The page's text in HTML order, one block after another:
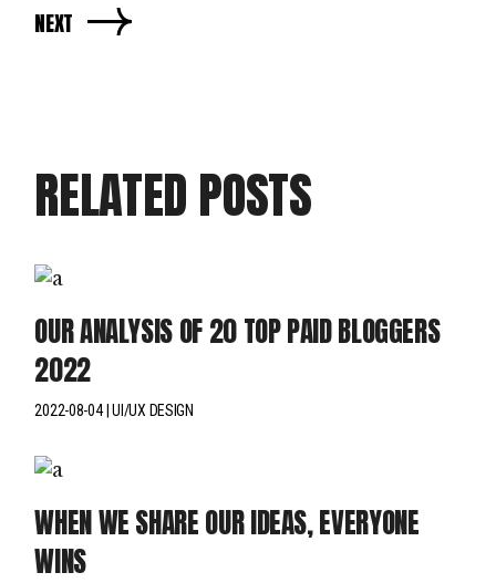
NEXT
RELATED POSTS
OUR ANALYSIS OF 20 TOP PAID BLOGGERS
2022
2022-08-04 UI/UX DESIGN
WHEN WE SHARE OUR IDEAS, EVERYONE
WINS